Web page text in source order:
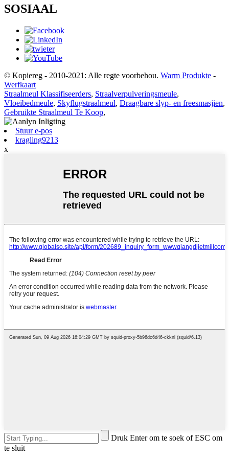
SOSIAAL
© Kopiereg - 2010-2021: Alle regte voorbehou. Warm Produkte -
Werfkaart
Straalmeul Klassifiseerders, Straalverpulveringsmeule,
Vloeibedmeule, Skyflugstraalmeul, Draagbare slyp- en freesmasjien,
Gebruikte Straalmeul Te Koop,
Stuur e-pos
kragling9213
x
Druk Enter om te soek of ESC om
te sluit